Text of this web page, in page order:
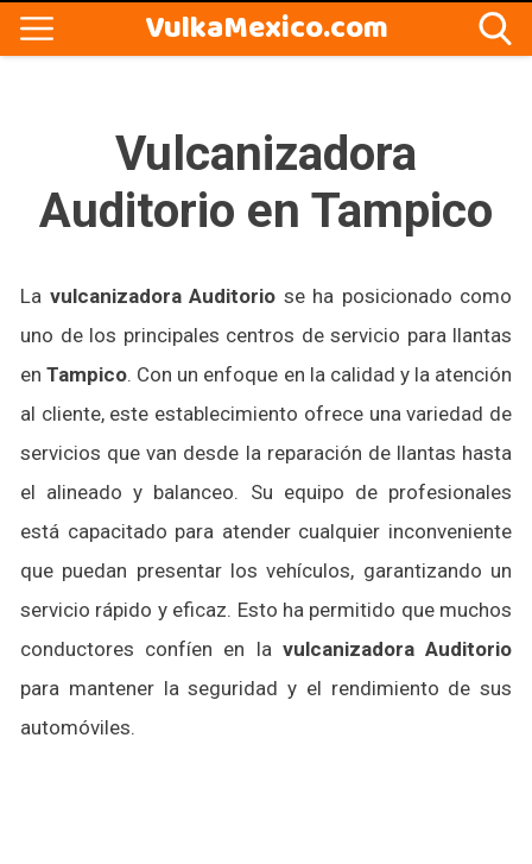
VulkaMexico.com
Vulcanizadora
Auditorio en Tampico
La vulcanizadora Auditorio se ha posicionado como
uno de los principales centros de servicio para llantas
enTampico. Con un enfoque en la calidad y la atención
al cliente, este establecimiento ofrece una variedad de
servicios que van desde la reparación de llantas hasta
el alineado y balanceo. Su equipo de profesionales
está capacitado para atender cualquier inconveniente
que puedan presentar los vehículos, garantizando un
servicio rápido y eficaz. Esto ha permitido que muchos
conductores confíen en la vulcanizadora Auditorio
para mantener la seguridad y el rendimiento de sus
automóviles.